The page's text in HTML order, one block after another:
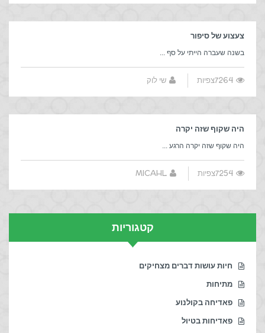
צעצוע של סיפור
בשנה שעברה הייתי על סף ...
7264צפיות שי לוק
היה שקוף שזה יקרה
היה שקוף שזה יקרה הרגע ...
7254צפיות MICAHL
קטגוריות
חיות עושות דברים מצחיקים
מתיחות
פאדיחה בקולנוע
פאדיחות בטיול